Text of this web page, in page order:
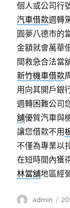
個人或公司行
汽車借款週轉
圓夢八德市的
金額就會萬華
間救急合法當
新竹機車借款
用向其開戶銀
週轉困難公司
舖優質汽車與
讓您借款不用
不僅為專業以
在短時間內獲
林當舖地區經
作
admin
發